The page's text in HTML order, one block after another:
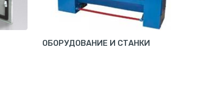
ОБОРУДОВАНИЕ И СТАНКИ